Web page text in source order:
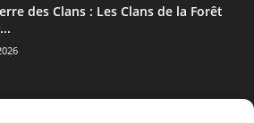
des Clans : Les Clans de la Forêt